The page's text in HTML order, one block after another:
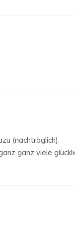
(nachträglich).
ganz viele